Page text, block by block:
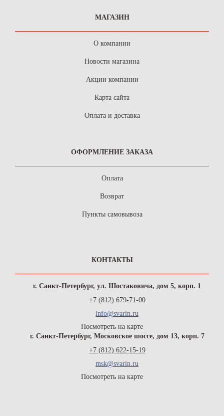
МАГАЗИН
О компании
Новости магазина
Акции компании
Карта сайта
Оплата и доставка
ОФОРМЛЕНИЕ ЗАКАЗА
Оплата
Возврат
Пункты самовывоза
КОНТАКТЫ
г. Санкт-Петербург, ул. Шостаковича, дом 5, корп. 1
+7 (812) 679-71-00
info@svarin.ru
Посмотреть на карте
г. Санкт-Петербург, Московское шоссе, дом 13, корп. 7
+7 (812) 622-15-19
msk@svarin.ru
Посмотреть на карте